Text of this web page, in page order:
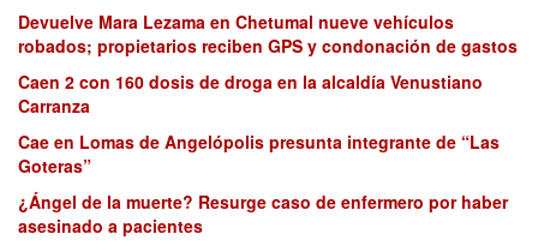
Devuelve Mara Lezama en Chetumal nueve vehículos
robados; propietarios reciben GPS y condonación de gastos
Caen 2 con 160 dosis de droga en la alcaldía Venustiano
Carranza
Cae en Lomas de Angelópolis presunta integrante de “Las
Goteras”
¿Ángel de la muerte? Resurge caso de enfermero por haber
asesinado a pacientes